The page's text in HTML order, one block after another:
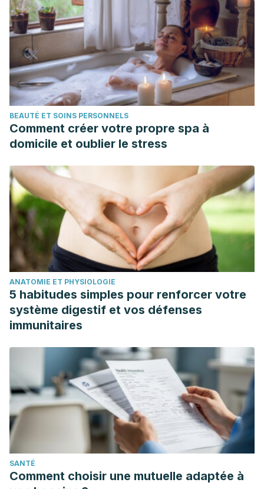
chromatography. Journal of Chromatography A.
https://doi.org/10.1016/j.chroma.2014.04.007
BEAUTÉ ET SOINS PERSONNELS
Comment créer votre propre spa à
domicile et oublier le stress
ANATOMIE ET PHYSIOLOGIE
5 habitudes simples pour renforcer votre
système digestif et vos défenses
immunitaires
SANTÉ
Comment choisir une mutuelle adaptée à